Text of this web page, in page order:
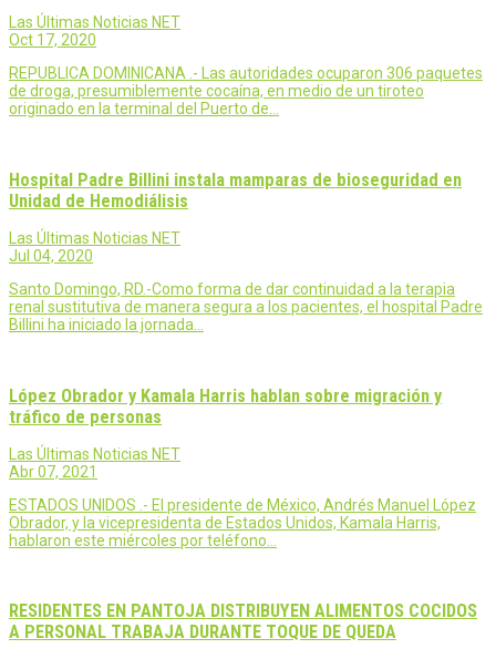
Las Últimas Noticias NET
Oct 17, 2020
REPUBLICA DOMINICANA .- Las autoridades ocuparon 306 paquetes
de droga, presumiblemente cocaína, en medio de un tiroteo
originado en la terminal del Puerto de…
Hospital Padre Billini instala mamparas de bioseguridad en
Unidad de Hemodiálisis
Las Últimas Noticias NET
Jul 04, 2020
Santo Domingo, RD.-Como forma de dar continuidad a la terapia
renal sustitutiva de manera segura a los pacientes, el hospital Padre
Billini ha iniciado la jornada…
López Obrador y Kamala Harris hablan sobre migración y
tráfico de personas
Las Últimas Noticias NET
Abr 07, 2021
ESTADOS UNIDOS .- El presidente de México, Andrés Manuel López
Obrador, y la vicepresidenta de Estados Unidos, Kamala Harris,
hablaron este miércoles por teléfono…
RESIDENTES EN PANTOJA DISTRIBUYEN ALIMENTOS COCIDOS
A PERSONAL TRABAJA DURANTE TOQUE DE QUEDA